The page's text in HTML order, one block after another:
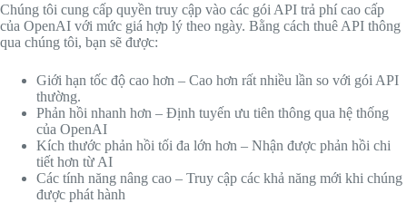
Chúng tôi cung cấp quyền truy cập vào các gói API trả phí cao cấp
của OpenAI với mức giá hợp lý theo ngày. Bằng cách thuê API thông
qua chúng tôi, bạn sẽ được:
Giới hạn tốc độ cao hơn – Cao hơn rất nhiều lần so với gói API
thường.
Phản hồi nhanh hơn – Định tuyến ưu tiên thông qua hệ thống
của OpenAI
Kích thước phản hồi tối đa lớn hơn – Nhận được phản hồi chi
tiết hơn từ AI
Các tính năng nâng cao – Truy cập các khả năng mới khi chúng
được phát hành